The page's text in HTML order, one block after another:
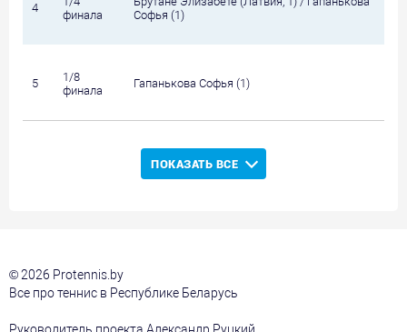
4
финала
Софья (1)
5
1/8
финала
Гапанькова Софья (1)
ПОКАЗАТЬ ВСЕ
© 2026 Protennis.by
Все про теннис в Республике Беларусь
Руководитель проекта Александр Руцкий